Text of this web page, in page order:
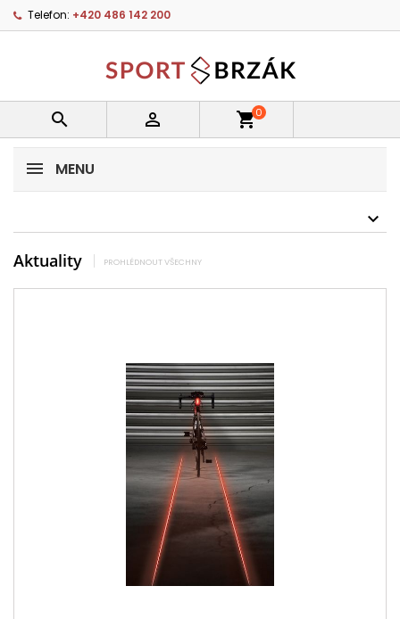
Telefon: +420 486 142 200
  shopping_cart0
MENU
Aktuality PROHLÉDNOUT VŠECHNY